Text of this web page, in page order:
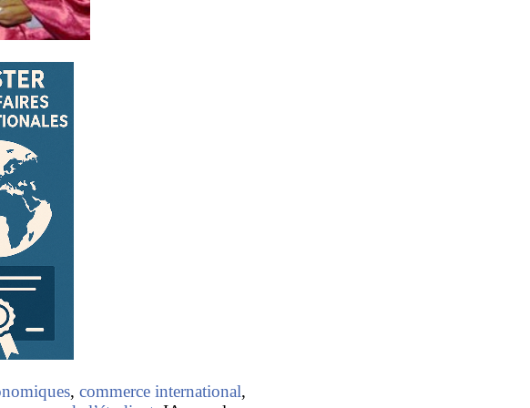
trouverez plus d’informations sur
, commerce international,